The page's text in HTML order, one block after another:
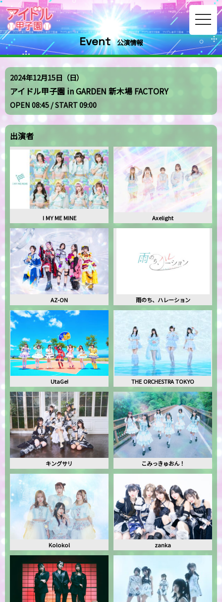
Event 公演情報
2024年12月15日（日）
アイドル甲子園 in GARDEN 新木場 FACTORY
OPEN 08:45 / START 09:00
出演者
I MY ME MINE Axelight
AZ-ON 雨のち、ハレーション
UtaGe! THE ORCHESTRA TOKYO
キングサリ こみっきゅおん！
Kolokol zanka
toggle